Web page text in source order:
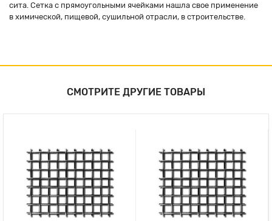
сита. Сетка с прямоугольными ячейками нашла свое применение
в химической, пищевой, сушильной отрасли, в строительстве.
СМОТРИТЕ ДРУГИЕ ТОВАРЫ